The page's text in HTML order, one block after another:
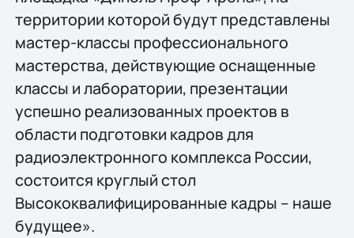
территории которой будут представлены
мастер-классы профессионального
мастерства, действующие оснащенные
классы и лаборатории, презентации
успешно реализованных проектов в
области подготовки кадров для
радиоэлектронного комплекса России,
состоится круглый стол
Высококвалифицированные кадры – наше
будущее».